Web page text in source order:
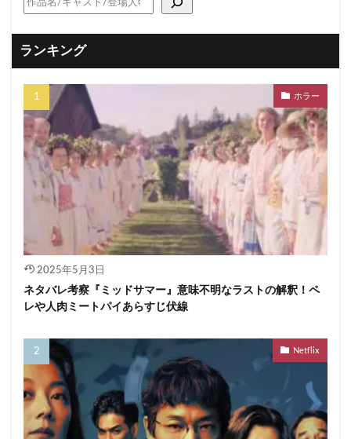
ランキング
ホラー
2025年5月3日
ネタバレ考察『ミッドサマー』意味不明なラストの解釈！ペ
レや人肉ミートパイあらすじ伏線
Netflix